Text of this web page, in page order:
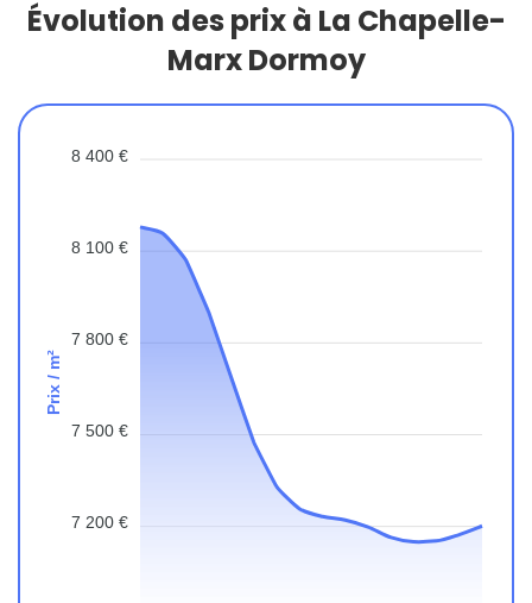
Évolution des prix à La Chapelle-
Marx Dormoy
8 400 €
8 100 €
7 800 €
7 500 €
7 200 €
Prix / m²